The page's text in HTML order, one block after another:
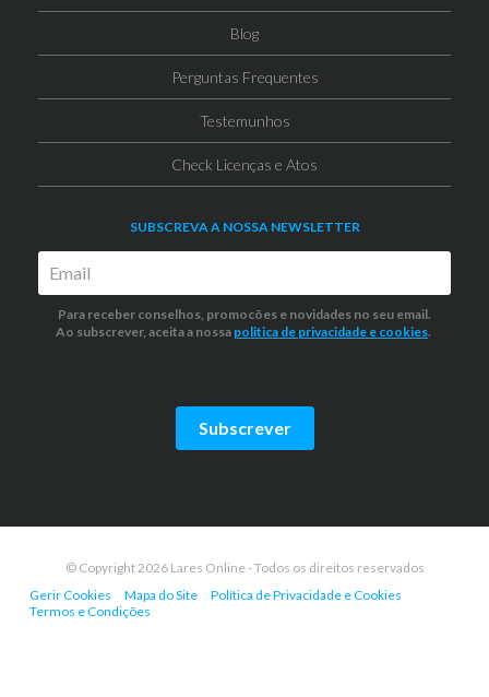
Blog
Perguntas Frequentes
Testemunhos
Check Licenças e Atos
SUBSCREVA A NOSSA NEWSLETTER
Para receber conselhos, promocões e novidades no seu email.
Ao subscrever, aceita a nossa politica de privacidade e cookies.
Subscrever
© Copyright 2026 Lares Online - Todos os direitos reservados
Gerir Cookies
Mapa do Site
Política de Privacidade e Cookies
Termos e Condições